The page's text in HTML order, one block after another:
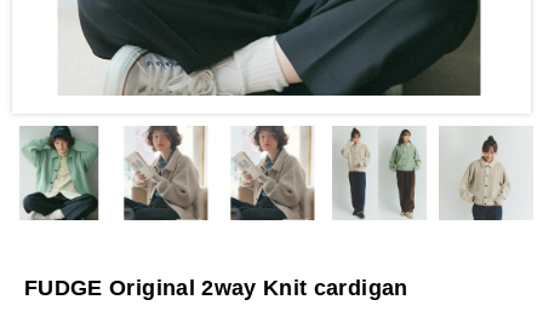
FUDGE Original 2way Knit cardigan